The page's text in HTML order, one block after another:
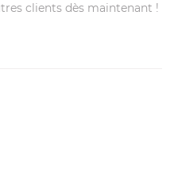
clients dès maintenant !